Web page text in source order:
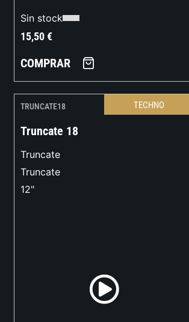
Sin stock
15,50€
COMPRAR
TRUNCATE18 TECHNO
Truncate 18
Truncate
Truncate
12"